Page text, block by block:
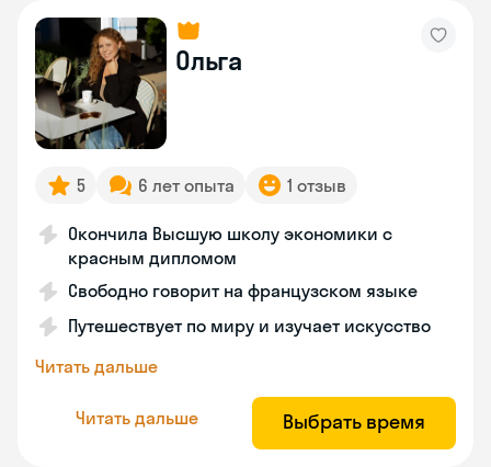
Ольга
5 6 лет опыта 1 отзыв
Окончила Высшую школу экономики с
красным дипломом
Свободно говорит на французском языке
Путешествует по миру и изучает искусство
Читать дальше
Читать дальше Выбрать время